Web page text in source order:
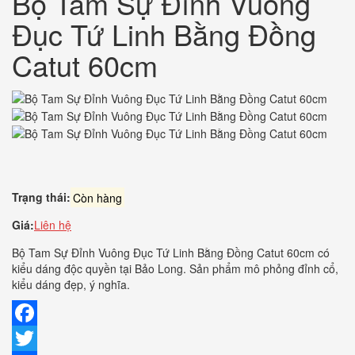
Đục Tứ Linh Bằng Đồng
Catut 60cm
Trạng thái: Còn hàng
Giá:Liên hệ
Bộ Tam Sự Đỉnh Vuông Đục Tứ Linh Bằng Đồng Catut 60cm có
kiểu dáng độc quyền tại Bảo Long. Sản phẩm mô phỏng đỉnh cổ,
kiểu dáng đẹp, ý nghĩa.
Facebook